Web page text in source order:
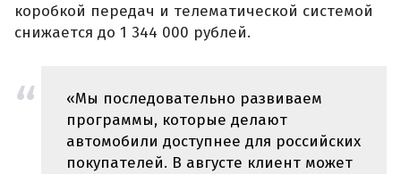
коробкой передач и телематической системой
снижается до 1 344 000 рублей.
«Мы последовательно развиваем
программы, которые делают
автомобили доступнее для российских
покупателей. В августе клиент может